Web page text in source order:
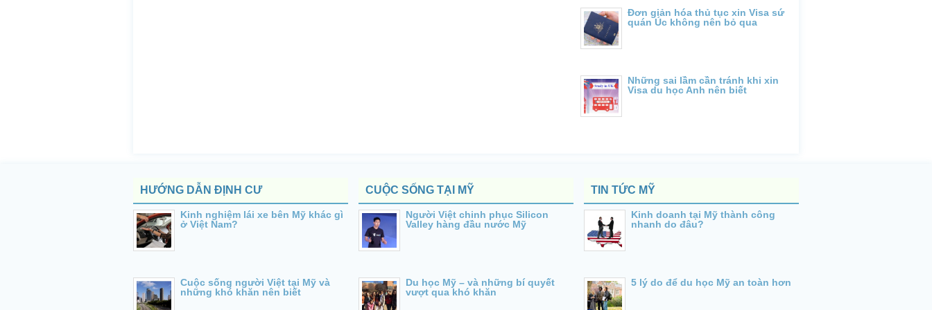
Đơn giản hóa thủ tục xin Visa sứ
quán Úc không nên bỏ qua
Những sai lầm cần tránh khi xin
Visa du học Anh nên biết
HƯỚNG DẪN ĐỊNH CƯ
Kinh nghiệm lái xe bên Mỹ khác gì
ở Việt Nam?
Cuộc sống người Việt tại Mỹ và
những khó khăn nên biết
CUỘC SỐNG TẠI MỸ
Người Việt chinh phục Silicon
Valley hàng đầu nước Mỹ
Du học Mỹ – và những bí quyết
vượt qua khó khăn
TIN TỨC MỸ
Kinh doanh tại Mỹ thành công
nhanh do đâu?
5 lý do để du học Mỹ an toàn hơn